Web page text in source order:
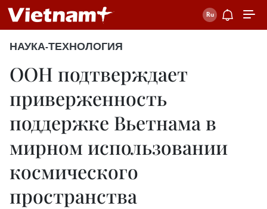
НАУКА-ТЕХНОЛОГИЯ
ООН подтверждает
приверженность
поддержке Вьетнама в
мирном использовании
космического
пространства